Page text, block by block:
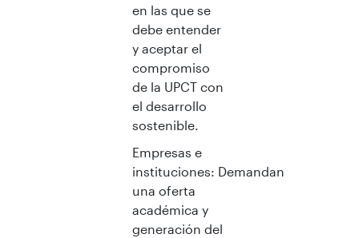
en las que se
debe entender
y aceptar el
compromiso
de la UPCT con
el desarrollo
sostenible.
Empresas e
instituciones: Demandan
una oferta
académica y
generación del